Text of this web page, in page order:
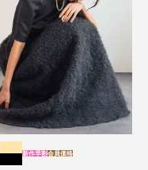
新作早割会員価格